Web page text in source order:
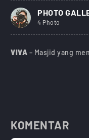
PHOTO
4 Photo
VIVA – Masjid yang
KOMENTAR